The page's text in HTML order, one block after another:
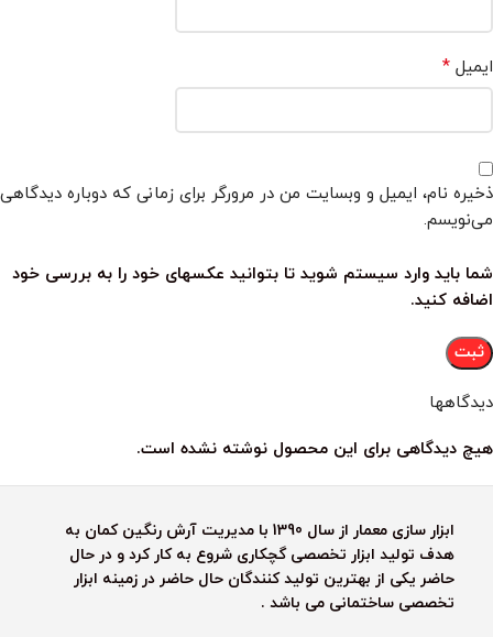
دیدگاهها
هیچ دیدگاهی برای این محصول نوشته نشده است.
ایمیل *
ذخیره نام، ایمیل و وبسایت من در مرورگر برای زمانی که دوباره دیدگاهی
می‌نویسم.
شما باید وارد سیستم شوید تا بتوانید عکسهای خود را به بررسی خود
اضافه کنید.
ابزار سازی معمار از سال 1390 با مدیریت آرش رنگین کمان به
هدف تولید ابزار تخصصی گچکاری شروع به کار کرد و در حال
حاضر یکی از بهترین تولید کنندگان حال حاضر در زمینه ابزار
تخصصی ساختمانی می باشد .